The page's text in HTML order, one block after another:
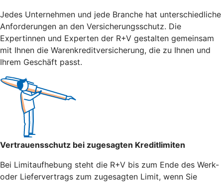
Jedes Unternehmen und jede Branche hat unterschiedliche
Anforderungen an den Versicherungsschutz. Die
Expertinnen und Experten der R+V gestalten gemeinsam
mit Ihnen die Warenkreditversicherung, die zu Ihnen und
Ihrem Geschäft passt.
Vertrauensschutz bei zugesagten Kreditlimiten
Bei Limitaufhebung steht die R+V bis zum Ende des Werk-
oder Liefervertrags zum zugesagten Limit, wenn Sie